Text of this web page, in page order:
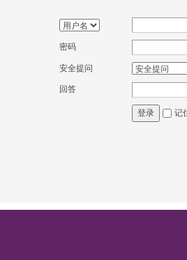
密码
安全提问
回答
登录 记